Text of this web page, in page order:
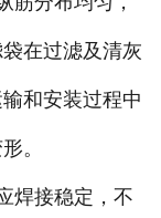
在过滤及清灰
和安装过程中
。
焊接稳定，不